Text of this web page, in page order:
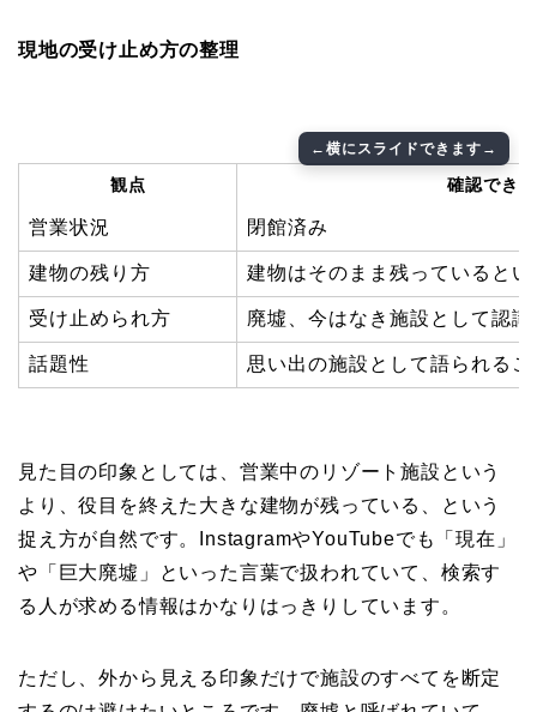
現地の受け止め方の整理
観点 確認でき
営業状況 閉館済み
建物の残り方 建物はそのまま残っていると
受け止められ方 廃墟、今はなき施設として認
話題性 思い出の施設として語られる
見た目の印象としては、営業中のリゾート施設という
より、役目を終えた大きな建物が残っている、という
捉え方が自然です。InstagramやYouTubeでも「現在」
や「巨大廃墟」といった言葉で扱われていて、検索す
る人が求める情報はかなりはっきりしています。
ただし、外から見える印象だけで施設のすべてを断定